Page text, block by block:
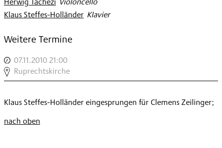
Klaus Steffes-Holländer
: Klavier
Weitere Termine
07.11.2010 21:00
DAS
SIEBENTE
,
Ruprechtskirche
Klaus Steffes-Holländer eingesprungen für Clemens Zeilinger;
nach oben